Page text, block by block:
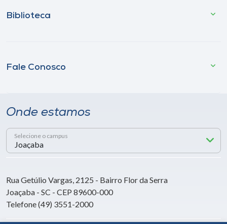
Biblioteca
Fale Conosco
Onde estamos
Selecione o campus
Rua Getúlio Vargas, 2125 - Bairro Flor da Serra
Joaçaba - SC - CEP 89600-000
Telefone (49) 3551-2000